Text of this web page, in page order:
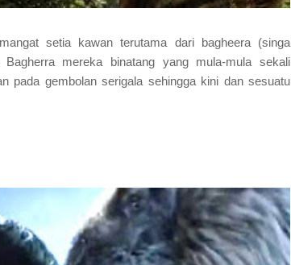
setia kawan terutama dari bagheera (singa
mereka binatang yang mula-mula sekali
pada gembolan serigala sehingga kini dan sesuatu